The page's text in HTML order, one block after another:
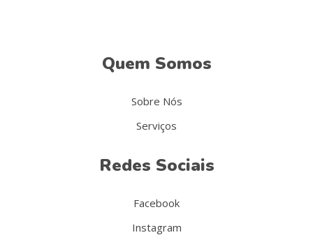
Quem Somos
Sobre Nós
Serviços
Redes Sociais
Facebook
Instagram